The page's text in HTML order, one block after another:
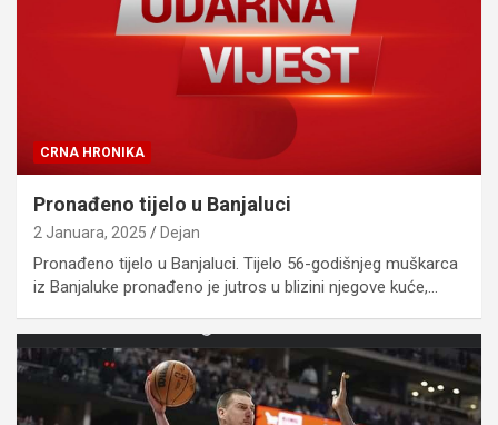
CRNA HRONIKA
Pronađeno tijelo u Banjaluci
2 Januara, 2025 Dejan
Pronađeno tijelo u Banjaluci. Tijelo 56-godišnjeg muškarca
iz Banjaluke pronađeno je jutros u blizini njegove kuće,…